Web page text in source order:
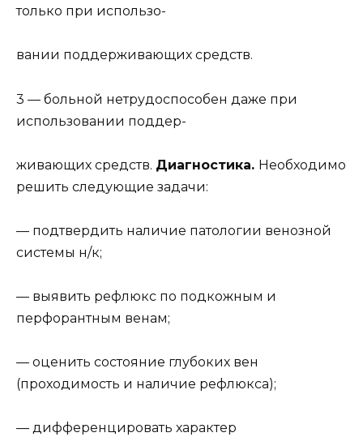
только при использо-
вании поддерживающих средств.
3 — больной нетрудоспособен даже при
использовании поддер-
живающих средств. Диагностика. Необходимо
решить следующие задачи:
— подтвердить наличие патологии венозной
системы н/к;
— выявить рефлюкс по подкожным и
перфорантным венам;
— оценить состояние глубоких вен
(проходимость и наличие рефлюкса);
— дифференцировать характер